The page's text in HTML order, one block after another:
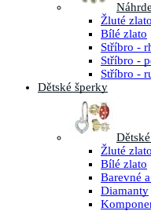
Žluté zlato
Bílé zlato
Stříbro -
Stříbro -
Stříbro -
Dětské šperky
Žluté zlato
Bílé zlato
Barevné
Diamanty